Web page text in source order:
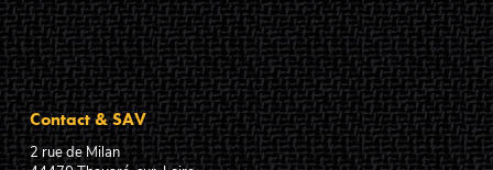
Contact & SAV
2 rue de Milan